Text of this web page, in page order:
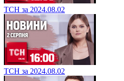
ТСН за 2024.08.02
ТСН за 2024.08.02